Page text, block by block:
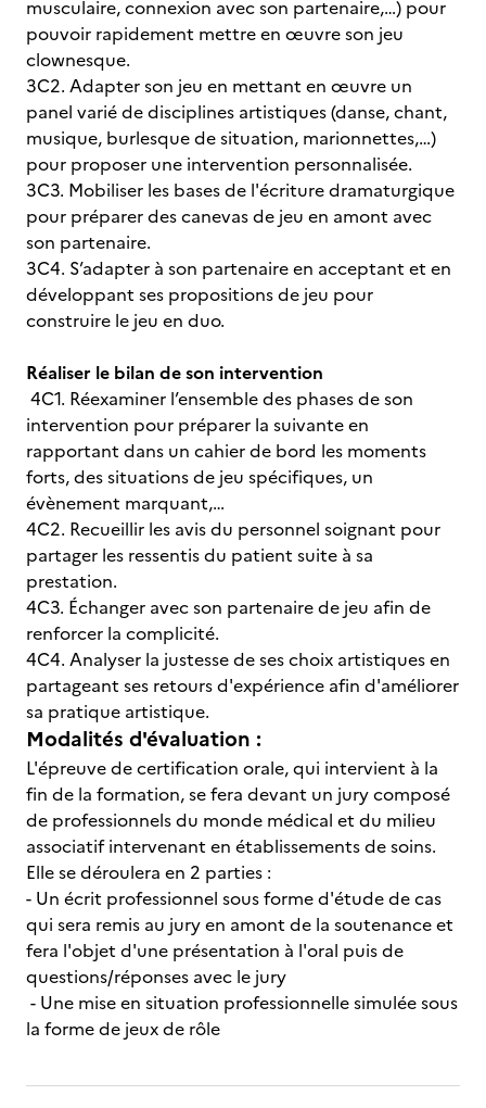
musculaire, connexion avec son partenaire,…) pour
pouvoir rapidement mettre en œuvre son jeu
clownesque.
3C2. Adapter son jeu en mettant en œuvre un
panel varié de disciplines artistiques (danse, chant,
musique, burlesque de situation, marionnettes,…)
pour proposer une intervention personnalisée.
3C3. Mobiliser les bases de l'écriture dramaturgique
pour préparer des canevas de jeu en amont avec
son partenaire.
3C4. S’adapter à son partenaire en acceptant et en
développant ses propositions de jeu pour
construire le jeu en duo.
Réaliser le bilan de son intervention
4C1. Réexaminer l’ensemble des phases de son
intervention pour préparer la suivante en
rapportant dans un cahier de bord les moments
forts, des situations de jeu spécifiques, un
évènement marquant,…
4C2. Recueillir les avis du personnel soignant pour
partager les ressentis du patient suite à sa
prestation.
4C3. Échanger avec son partenaire de jeu afin de
renforcer la complicité.
4C4. Analyser la justesse de ses choix artistiques en
partageant ses retours d'expérience afin d'améliorer
sa pratique artistique.
Modalités d'évaluation :
L'épreuve de certification orale, qui intervient à la
fin de la formation, se fera devant un jury composé
de professionnels du monde médical et du milieu
associatif intervenant en établissements de soins.
Elle se déroulera en 2 parties :
- Un écrit professionnel sous forme d'étude de cas
qui sera remis au jury en amont de la soutenance et
fera l'objet d'une présentation à l'oral puis de
questions/réponses avec le jury
- Une mise en situation professionnelle simulée sous
la forme de jeux de rôle